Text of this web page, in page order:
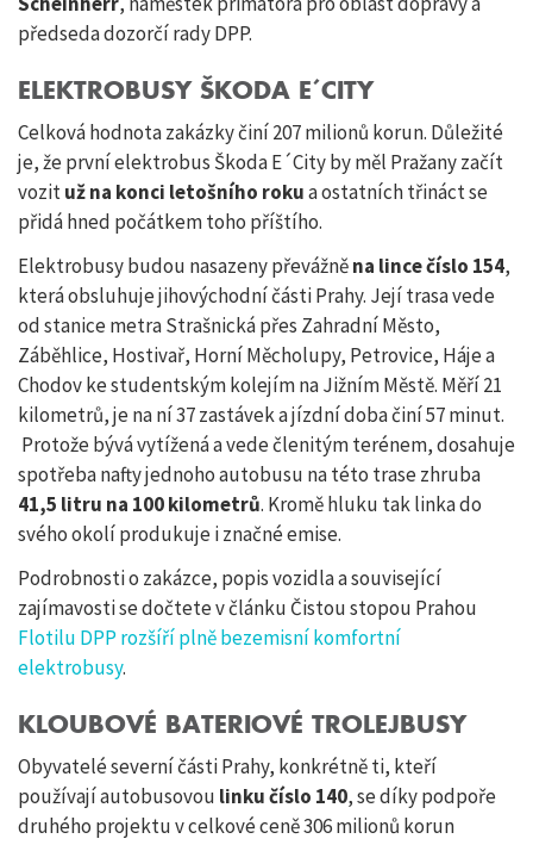
předseda dozorčí rady DPP.
ELEKTROBUSY ŠKODA E´CITY
Celková hodnota zakázky činí 207 milionů korun. Důležité
je, že první elektrobus Škoda E´City by měl Pražany začít
vozituž na konci letošního rokua ostatních třináct se
přidá hned počátkem toho příštího.
Elektrobusy budou nasazeny převážněna lince číslo 154,
která obsluhuje jihovýchodní části Prahy. Její trasa vede
od stanice metra Strašnická přes Zahradní Město,
Záběhlice, Hostivař, Horní Měcholupy, Petrovice, Háje a
Chodov ke studentským kolejím na Jižním Městě. Měří 21
kilometrů, je na ní 37 zastávek a jízdní doba činí 57 minut.
Protože bývá vytížená a vede členitým terénem, dosahuje
spotřeba nafty jednoho autobusu na této trase zhruba
41,5 litru na 100 kilometrů. Kromě hluku tak linka do
svého okolí produkuje i značné emise.
Podrobnosti o zakázce, popis vozidla a související
zajímavosti se dočtete v článku Čistou stopou Prahou
Flotilu DPP rozšíří plně bezemisní komfortní
elektrobusy.
KLOUBOVÉ BATERIOVÉ TROLEJBUSY
Obyvatelé severní části Prahy, konkrétně ti, kteří
používají autobusovou linku číslo 140, se díky podpoře
druhého projektu v celkové ceně 306 milionů korun